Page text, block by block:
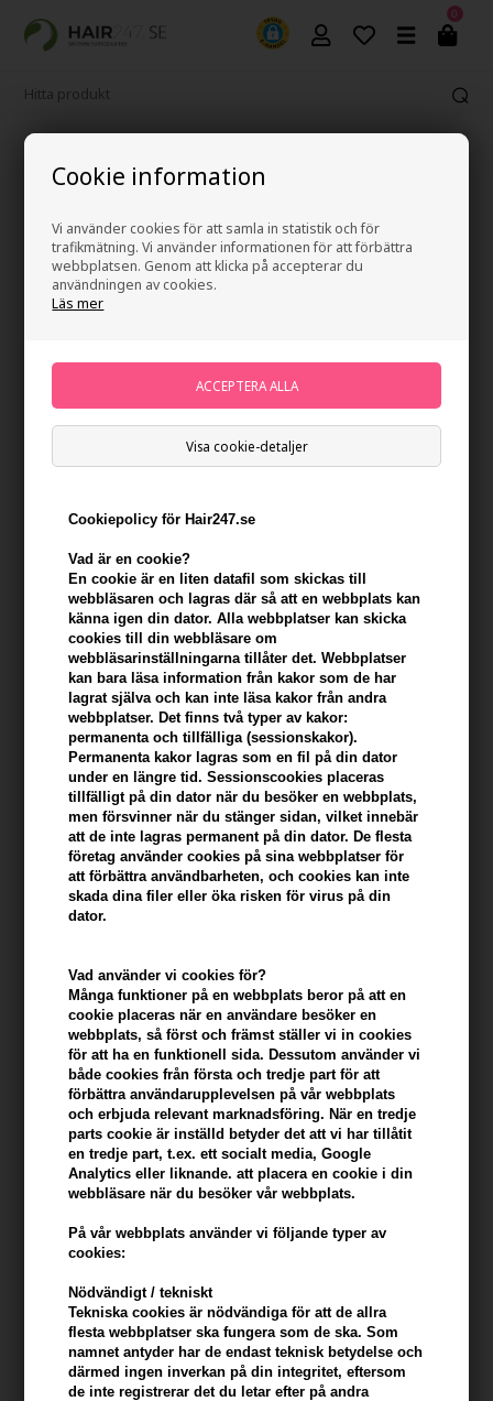
Cookie information
Vi använder cookies för att samla in statistik och för
trafikmätning. Vi använder informationen för att förbättra
webbplatsen. Genom att klicka på accepterar du
användningen av cookies.
Läs mer
Visa cookie-detaljer
Cookiepolicy för Hair247.se
Vad är en cookie?
En cookie är en liten datafil som skickas till
webbläsaren och lagras där så att en webbplats kan
känna igen din dator. Alla webbplatser kan skicka
cookies till din webbläsare om
webbläsarinställningarna tillåter det. Webbplatser
kan bara läsa information från kakor som de har
lagrat själva och kan inte läsa kakor från andra
webbplatser. Det finns två typer av kakor:
permanenta och tillfälliga (sessionskakor).
Permanenta kakor lagras som en fil på din dator
under en längre tid. Sessionscookies placeras
tillfälligt på din dator när du besöker en webbplats,
men försvinner när du stänger sidan, vilket innebär
att de inte lagras permanent på din dator. De flesta
företag använder cookies på sina webbplatser för
att förbättra användbarheten, och cookies kan inte
skada dina filer eller öka risken för virus på din
dator.
Vad använder vi cookies för?
Många funktioner på en webbplats beror på att en
cookie placeras när en användare besöker en
webbplats, så först och främst ställer vi in ​​cookies
för att ha en funktionell sida. Dessutom använder vi
både cookies från första och tredje part för att
förbättra användarupplevelsen på vår webbplats
och erbjuda relevant marknadsföring. När en tredje
parts cookie är inställd betyder det att vi har tillåtit
en tredje part, t.ex. ett socialt media, Google
Analytics eller liknande. att placera en cookie i din
webbläsare när du besöker vår webbplats.
På vår webbplats använder vi följande typer av
cookies:
Nödvändigt / tekniskt
Tekniska cookies är nödvändiga för att de allra
flesta webbplatser ska fungera som de ska. Som
namnet antyder har de endast teknisk betydelse och
därmed ingen inverkan på din integritet, eftersom
de inte registrerar det du letar efter på andra
0
Redken Extreme Mask Strength Repair 250ml
Varumärken»Redken Brand:
359,00SEK
Enhetspris ved 2 344,00 SEK Spara 4%
I lager- Leveranstid: 2-3 arbetsdagar
Du tjänar 17 Bonuskronor på köp av denna artikel -Visa mitt
konto
KÖP FÖR YTTERLIGARE 499,00 SEK OCH FÅ FRI FRAKT
Beskrivning Recensioner Tillverkare
Redken Extreme Mask är en djupverkande hårmask för torrt,
skadat hår.
Egenskaper
Redken Extreme Mask hårbehandling stärker skadat hår och gör
det upp till 15 gånger starkare. Masken innehåller Redken 's
Strength Complex med protein och mjölksyra som hjälper till att